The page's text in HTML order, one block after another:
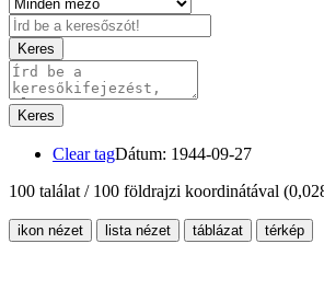
Keres
Keres
Clear tagDátum: 1944-09-27
100 találat / 100 földrajzi koordinátával
ikon nézet lista nézet táblázat térkép